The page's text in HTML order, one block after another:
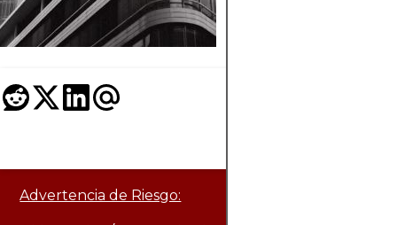
Advertencia de Riesgo: